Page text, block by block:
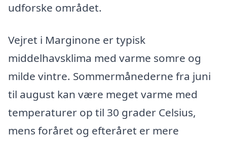
udforske området.
Vejret i Marginone er typisk
middelhavsklima med varme somre og
milde vintre. Sommermånederne fra juni
til august kan være meget varme med
temperaturer op til 30 grader Celsius,
mens foråret og efteråret er mere